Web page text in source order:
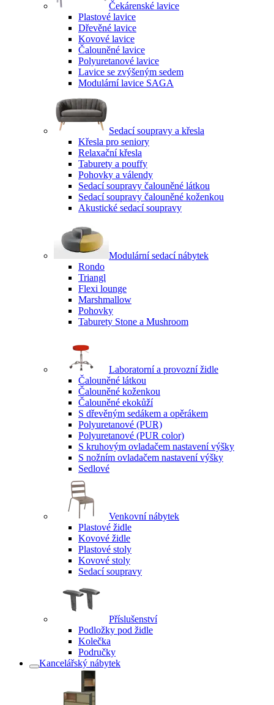
Čekárenské lavice
Plastové lavice
Dřevěné lavice
Kovové lavice
Čalouněné lavice
Polyuretanové lavice
Lavice se zvýšeným sedem
Modulární lavice SAGA
Sedací soupravy a křesla
Křesla pro seniory
Relaxační křesla
Taburety a pouffy
Pohovky a válendy
Sedací soupravy čalouněné látkou
Sedací soupravy čalouněné koženkou
Akustické sedací soupravy
Modulární sedací nábytek
Rondo
Triangl
Flexi lounge
Marshmallow
Pohovky
Taburety Stone a Mushroom
Laboratorní a provozní židle
Čalouněné látkou
Čalouněné koženkou
Čalouněné ekokůží
S dřevěným sedákem a opěrákem
Polyuretanové (PUR)
Polyuretanové (PUR color)
S kruhovým ovladačem nastavení výšky
S nožním ovladačem nastavení výšky
Sedlové
Venkovní nábytek
Plastové židle
Kovové židle
Plastové stoly
Kovové stoly
Sedací soupravy
Příslušenství
Podložky pod židle
Kolečka
Područky
Kancelářský nábytek